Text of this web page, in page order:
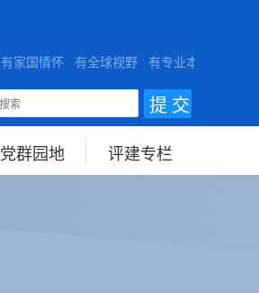
有家国情怀 有全球视野 有专业本领
党群园地 评建专栏